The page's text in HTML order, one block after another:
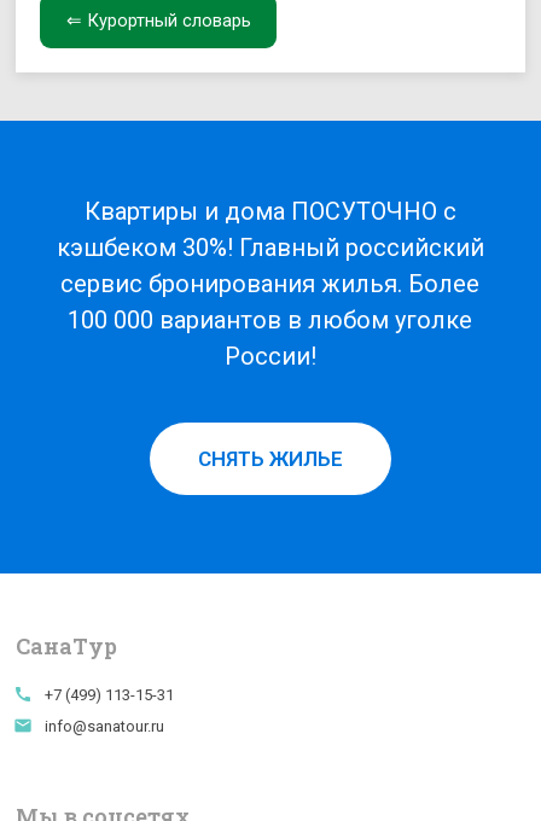
⇐ Курортный словарь
Квартиры и дома ПОСУТОЧНО с
кэшбеком 30%! Главный российский
сервис бронирования жилья. Более
100 000 вариантов в любом уголке
России!
СНЯТЬ ЖИЛЬЕ
СанаTур
call +7 (499) 113-15-31
email info@sanatour.ru